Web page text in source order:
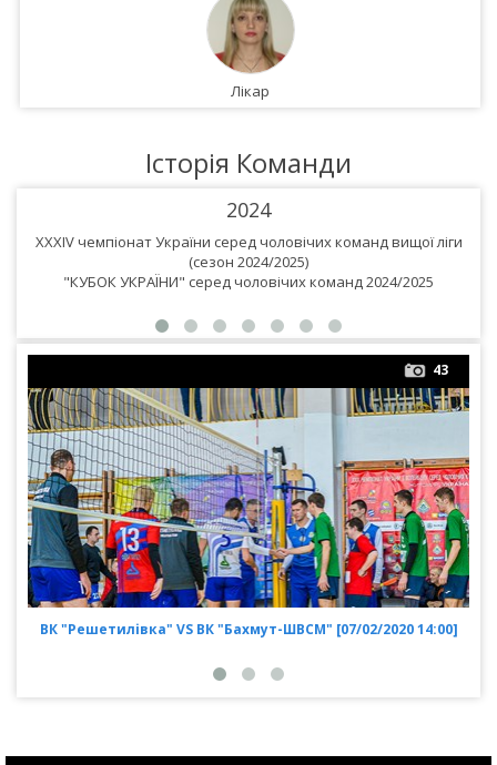
Лiкар
Історія Команди
2024
XXXIV чемпіонат України серед чоловічих команд вищої ліги
(сезон 2024/2025)
"КУБОК УКРАЇНИ" серед чоловічих команд 2024/2025
43
ВК "Решетилівка" VS ВК "Бахмут-ШВСМ" [07/02/2020 14:00]